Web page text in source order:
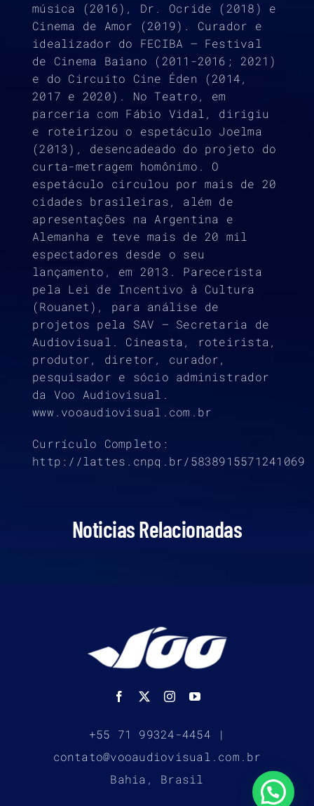
música (2016), Dr. Ocride (2018) e
Cinema de Amor (2019). Curador e
idealizador do FECIBA – Festival
de Cinema Baiano (2011-2016; 2021)
e do Circuito Cine Éden (2014,
2017 e 2020). No Teatro, em
parceria com Fábio Vidal, dirigiu
e roteirizou o espetáculo Joelma
(2013), desencadeado do projeto do
curta-metragem homônimo. O
espetáculo circulou por mais de 20
cidades brasileiras, além de
apresentações na Argentina e
Alemanha e teve mais de 20 mil
espectadores desde o seu
lançamento, em 2013. Parecerista
pela Lei de Incentivo à Cultura
(Rouanet), para análise de
projetos pela SAV – Secretaria de
Audiovisual. Cineasta, roteirista,
produtor, diretor, curador,
pesquisador e sócio administrador
da Voo Audiovisual.
www.vooaudiovisual.com.br
Currículo Completo:
http://lattes.cnpq.br/5838915571241069
Noticias Relacionadas
+55 71 99324-4454 |
contato@vooaudiovisual.com.br
Bahia, Brasil